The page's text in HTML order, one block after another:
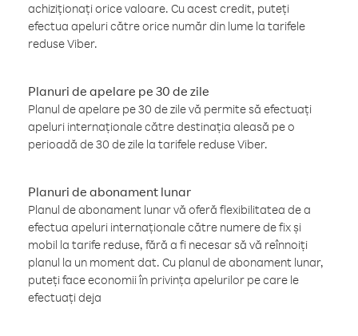
achiziționați orice valoare. Cu acest credit, puteți
efectua apeluri către orice număr din lume la tarifele
reduse Viber.
Planuri de apelare pe 30 de zile
Planul de apelare pe 30 de zile vă permite să efectuați
apeluri internaționale către destinația aleasă pe o
perioadă de 30 de zile la tarifele reduse Viber.
Planuri de abonament lunar
Planul de abonament lunar vă oferă flexibilitatea de a
efectua apeluri internaționale către numere de fix și
mobil la tarife reduse, fără a fi necesar să vă reînnoiți
planul la un moment dat. Cu planul de abonament lunar,
puteți face economii în privința apelurilor pe care le
efectuați deja